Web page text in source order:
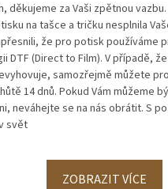
děkujeme za Vaši zpětnou
na tašce a tričku nesplnila
že pro potisk používáme
DTF (Direct to Film). V případě,
samozřejmě můžete
14 dnů. Pokud Vám můžeme
neváhejte se na nás obrátit. S
svět
ZOBRAZIT VÍCE